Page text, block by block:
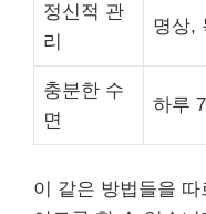
정신적 관
리
명상,
충분한 수
면
하루
이 같은 방법들을